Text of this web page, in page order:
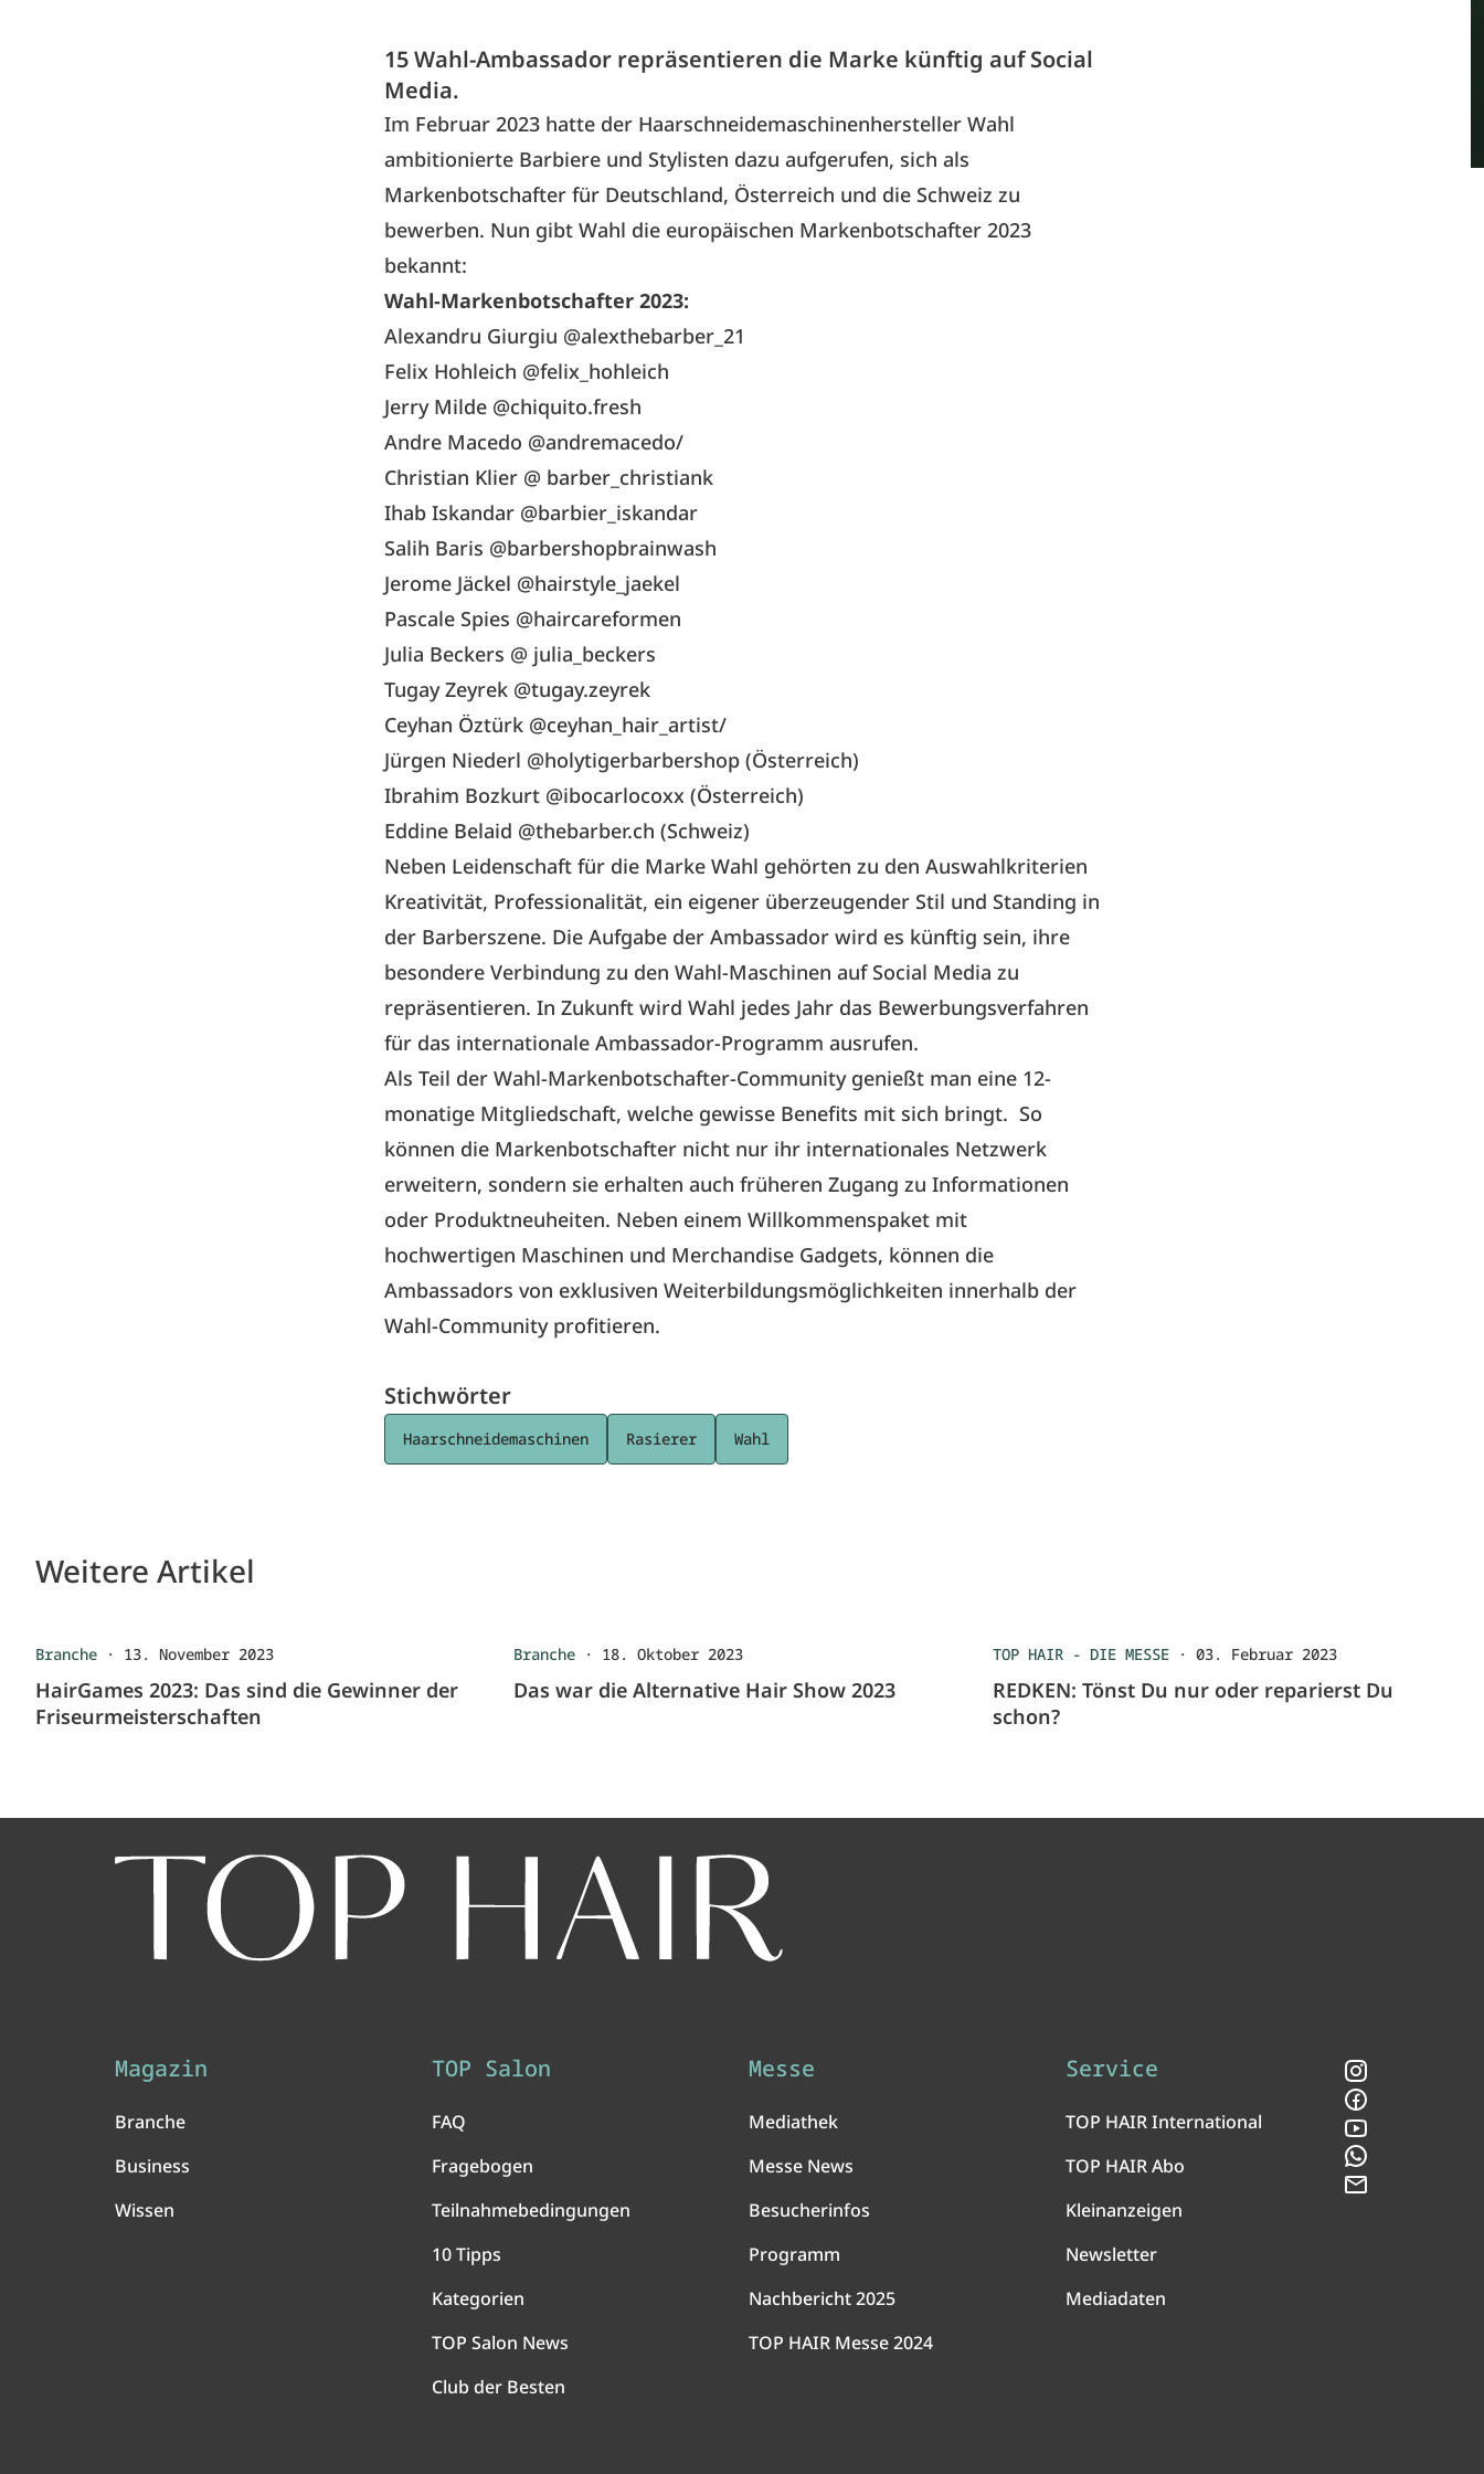
15 Wahl-Ambassador repräsentieren die Marke künftig auf Social
Media.
Im Februar 2023 hatte der Haarschneidemaschinenhersteller Wahl
ambitionierte Barbiere und Stylisten dazu aufgerufen, sich als
Markenbotschafter für Deutschland, Österreich und die Schweiz zu
bewerben. Nun gibt Wahl die europäischen Markenbotschafter 2023
bekannt:
Wahl-Markenbotschafter 2023:
Alexandru Giurgiu @alexthebarber_21
Felix Hohleich @felix_hohleich
Jerry Milde @chiquito.fresh
Andre Macedo @andremacedo/
Christian Klier @ barber_christiank
Ihab Iskandar @barbier_iskandar
Salih Baris @barbershopbrainwash
Jerome Jäckel @hairstyle_jaekel
Pascale Spies @haircareformen
Julia Beckers @ julia_beckers
Tugay Zeyrek @tugay.zeyrek
Ceyhan Öztürk @ceyhan_hair_artist/
Jürgen Niederl @holytigerbarbershop (Österreich)
Ibrahim Bozkurt @ibocarlocoxx (Österreich)
Eddine Belaid @thebarber.ch (Schweiz)
Neben Leidenschaft für die Marke Wahl gehörten zu den Auswahlkriterien
Kreativität, Professionalität, ein eigener überzeugender Stil und Standing in
der Barberszene. Die Aufgabe der Ambassador wird es künftig sein, ihre
besondere Verbindung zu den Wahl-Maschinen auf Social Media zu
repräsentieren. In Zukunft wird Wahl jedes Jahr das Bewerbungsverfahren
für das internationale Ambassador-Programm ausrufen.
Als Teil der Wahl-Markenbotschafter-Community genießt man eine 12-
monatige Mitgliedschaft, welche gewisse Benefits mit sich bringt. So
können die Markenbotschafter nicht nur ihr internationales Netzwerk
erweitern, sondern sie erhalten auch früheren Zugang zu Informationen
oder Produktneuheiten. Neben einem Willkommenspaket mit
hochwertigen Maschinen und Merchandise Gadgets, können die
Ambassadors von exklusiven Weiterbildungsmöglichkeiten innerhalb der
Wahl-Community profitieren.
Stichwörter
Haarschneidemaschinen Rasierer Wahl
Weitere Artikel
Branche · 13. November 2023
HairGames 2023: Das sind die Gewinner der
Friseurmeisterschaften
Branche · 18. Oktober 2023
Das war die Alternative Hair Show 2023
TOP HAIR - DIE MESSE· 03. Februar 2023
REDKEN: Tönst Du nur oder reparierst Du
schon?
Magazin
Branche
Business
Wissen
TOP Salon
FAQ
Fragebogen
Teilnahmebedingungen
10 Tipps
Kategorien
TOP Salon News
Club der Besten
Messe
Mediathek
Messe News
Besucherinfos
Programm
Nachbericht 2025
TOP HAIR Messe 2024
Service
TOP HAIR International
TOP HAIR Abo
Kleinanzeigen
Newsletter
Mediadaten